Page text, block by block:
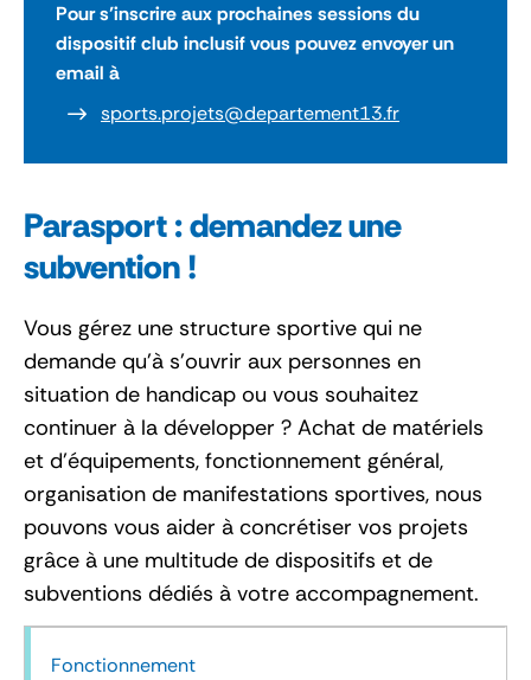
Pour s’inscrire aux prochaines sessions du
dispositif club inclusif vous pouvez envoyer un
email à
sports.projets@departement13.fr
Parasport : demandez une
subvention !
Vous gérez une structure sportive qui ne
demande qu’à s’ouvrir aux personnes en
situation de handicap ou vous souhaitez
continuer à la développer ? Achat de matériels
et d’équipements, fonctionnement général,
organisation de manifestations sportives, nous
pouvons vous aider à concrétiser vos projets
grâce à une multitude de dispositifs et de
subventions dédiés à votre accompagnement.
Fonctionnement